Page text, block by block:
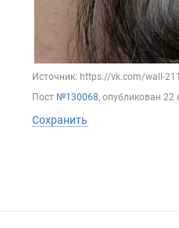
Источник: https://vk.com/wall-
Пост №130068, опубликован 22
Сохранить